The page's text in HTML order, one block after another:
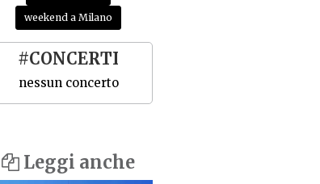
weekend a Milano
#CONCERTI
nessun concerto
Leggi anche